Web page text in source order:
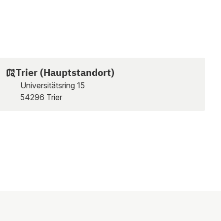
Trier (Hauptstandort)
Universitätsring 15
54296 Trier